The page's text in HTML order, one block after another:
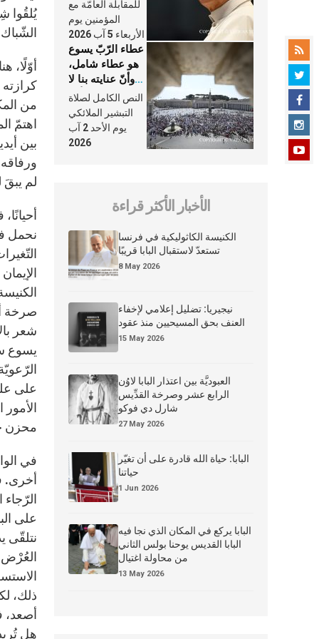
يُلقُوا
أوّلًا،
من
اهتمّ
بين
لم يبقَ
نحمل
صرخة
شعر
يسوع
على
محزن
في
أخرى.
على
نتلقّى
ذلك،
أصعد،
هل
الكنيسة
للمقابلة العامّة مع
المؤمنين يوم
الأربعاء 5 آب 2026
عطاء الرّبّ يسوع
هو عطاء شامل،
وأنّ عنايته بنا لا
تغيب عنّا أبدًا
النص الكامل لصلاة
التبشير الملائكي
يوم الأحد 2 آب
2026
الأخبار الأكثر قراءة
الكنيسة الكاثوليكية في فرنسا
تستعدّ لاستقبال البابا قريبًا
8 May 2026
نيجيريا: تضليل إعلامي لإخفاء
العنف بحق المسيحيين منذ عقود
15 May 2026
العبوديَّة بين اعتذار البابا لاوُن
الرابع عشر وصرخة القدِّيس
شارل دي فوكو
27 May 2026
البابا: حياة الله قادرة على أن تغيّر
حياتنا
1 Jun 2026
البابا يركع في المكان الذي نجا فيه
البابا القديس يوحنا بولس الثاني
من محاولة اغتيال
13 May 2026